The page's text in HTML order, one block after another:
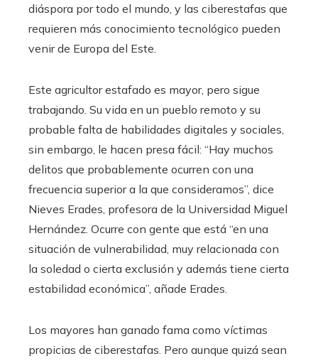
diáspora por todo el mundo, y las ciberestafas que
requieren más conocimiento tecnológico pueden
venir de Europa del Este.
Este agricultor estafado es mayor, pero sigue
trabajando. Su vida en un pueblo remoto y su
probable falta de habilidades digitales y sociales,
sin embargo, le hacen presa fácil: “Hay muchos
delitos que probablemente ocurren con una
frecuencia superior a la que consideramos”, dice
Nieves Erades, profesora de la Universidad Miguel
Hernández. Ocurre con gente que está “en una
situación de vulnerabilidad, muy relacionada con
la soledad o cierta exclusión y además tiene cierta
estabilidad económica”, añade Erades.
Los mayores han ganado fama como víctimas
propicias de ciberestafas. Pero aunque quizá sean